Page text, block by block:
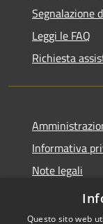
Segnalazione
Leggi le FAQ
Richiesta
Informativa
Note legali
Dichiarazione
Questo sito web